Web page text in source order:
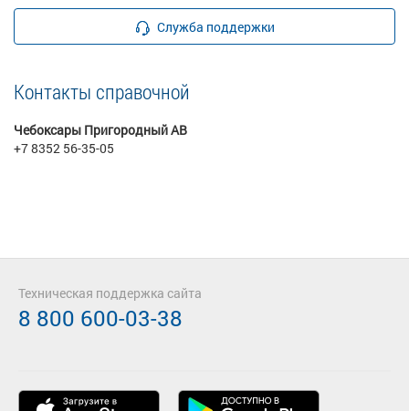
Служба поддержки
Контакты справочной
Чебоксары Пригородный АВ
+7 8352 56-35-05
Техническая поддержка сайта
8 800 600-03-38